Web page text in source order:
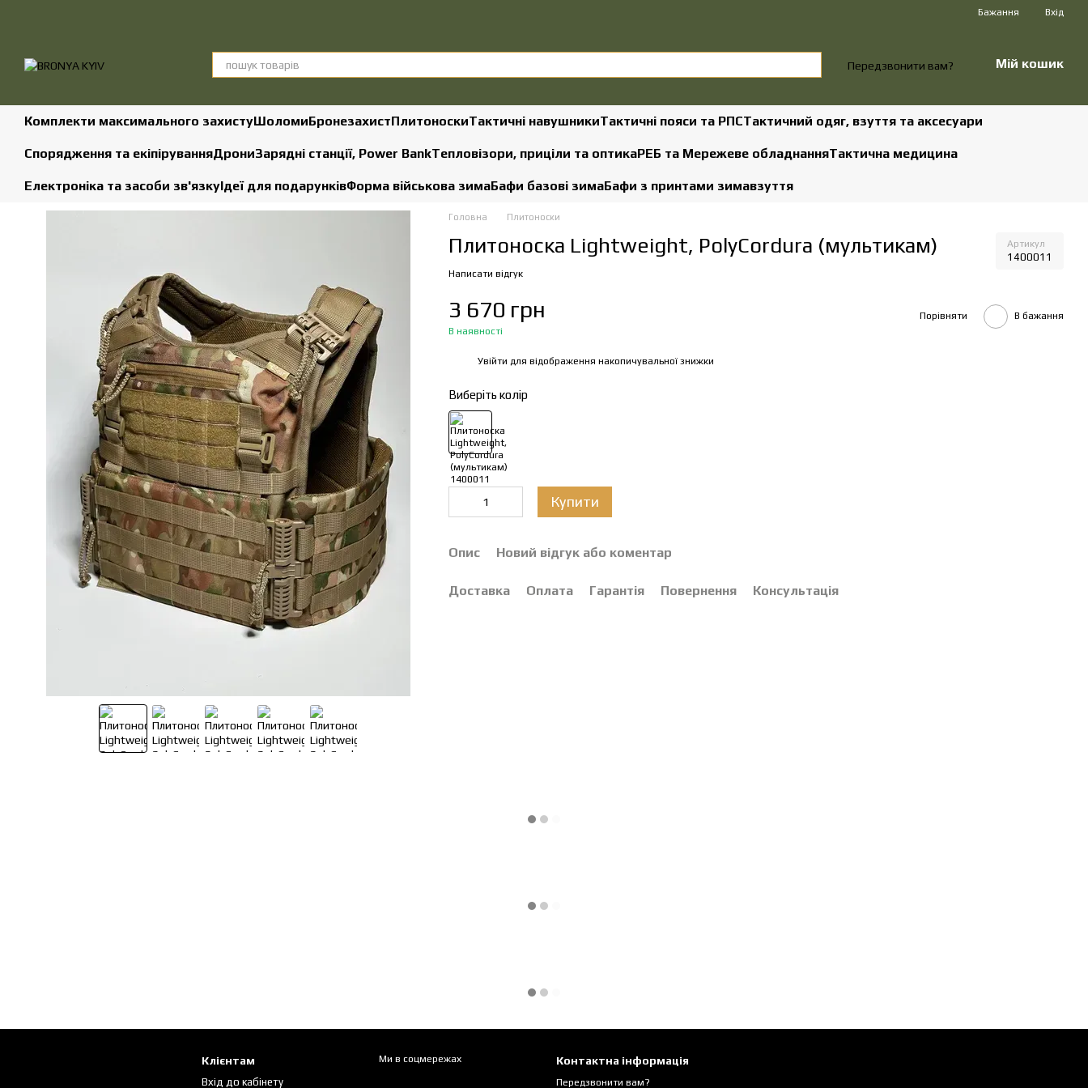
Бажання Вхід
Передзвонити вам? Мій кошик
Комплекти максимального захистуШоломиБронезахистПлитоноскиТактичні навушникиТактичні пояси та РПСТактичний одяг, взуття та аксесуари
Спорядження та екіпіруванняДрониЗарядні станції, Power BankТепловізори, приціли та оптикаРЕБ та Мережеве обладнанняТактична медицина
Електроніка та засоби зв'язкуІдеї для подарунківФорма військова зимаБафи базові зимаБафи з принтами зимавзуття
Головна Плитоноски
Плитоноска Lightweight, PolyCordura (мультикам) Артикул
1400011
Написати відгук
3 670 грн
В наявності
Порівняти В бажання
Увійти для відображення накопичувальної знижки
Виберіть колір
Купити
Опис Новий відгук або коментар
Доставка Оплата Гарантія Повернення Консультація
Клієнтам
Вхід до кабінету
Ми в соцмережах Контактна інформація
Передзвонити вам?